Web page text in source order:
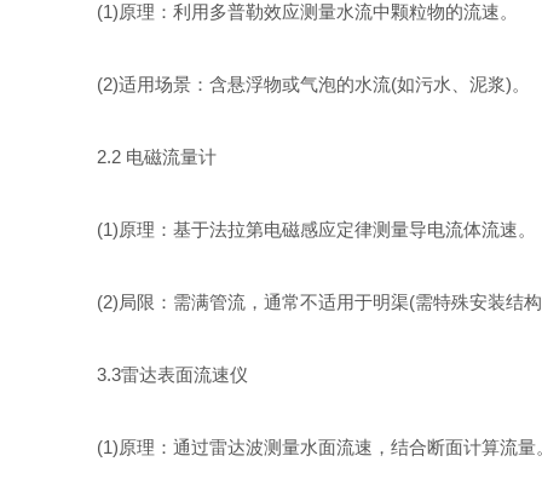
(1)原理：利用多普勒效应测量水流中颗粒物的流速。
(2)适用场景：含悬浮物或气泡的水流(如污水、泥浆)。
2.2 电磁流量计
(1)原理：基于法拉第电磁感应定律测量导电流体流速。
(2)局限：需满管流，通常不适用于明渠(需特殊安装结
3.3雷达表面流速仪
(1)原理：通过雷达波测量水面流速，结合断面计算流量